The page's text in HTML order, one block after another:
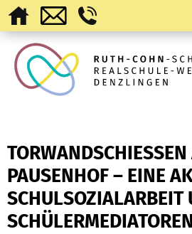
TORWANDSCHIESSEN
AUSENHOF – EINE
CHULSOZIALARBEIT